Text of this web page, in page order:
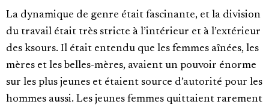
La dynamique de genre était fascinante, et la division
du travail était très stricte à l’intérieur et à l’extérieur
des ksours. Il était entendu que les femmes aînées, les
mères et les belles-mères, avaient un pouvoir énorme
sur les plus jeunes et étaient source d’autorité pour les
hommes aussi. Les jeunes femmes quittaient rarement